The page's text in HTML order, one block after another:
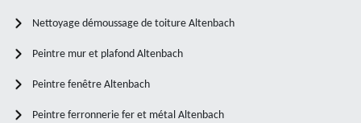
Nettoyage démoussage de toiture Altenbach
Peintre mur et plafond Altenbach
Peintre fenêtre Altenbach
Peintre ferronnerie fer et métal Altenbach